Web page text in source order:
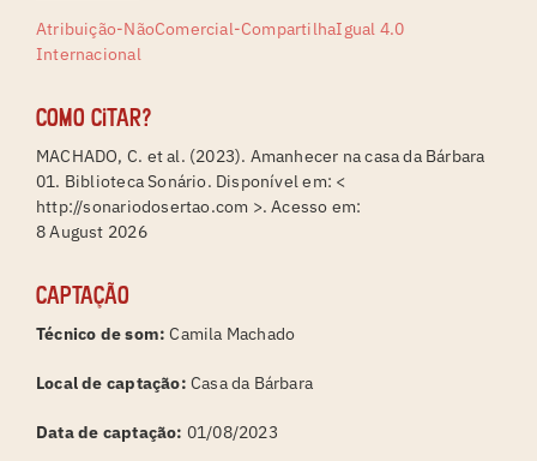
Atribuição-NãoComercial-CompartilhaIgual 4.0
Internacional
Como citar?
MACHADO, C. et al. (2023). Amanhecer na casa da Bárbara
01. Biblioteca Sonário. Disponível em: <
http://sonariodosertao.com >. Acesso em:
8 August 2026
Captação
Técnico de som: Camila Machado
Local de captação: Casa da Bárbara
Data de captação: 01/08/2023